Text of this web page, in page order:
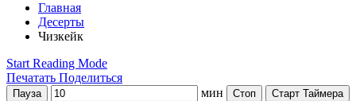
Главная
Десерты
Чизкейк
Start Reading Mode
Печатать Поделиться
Пауза мин Стоп Старт Таймера